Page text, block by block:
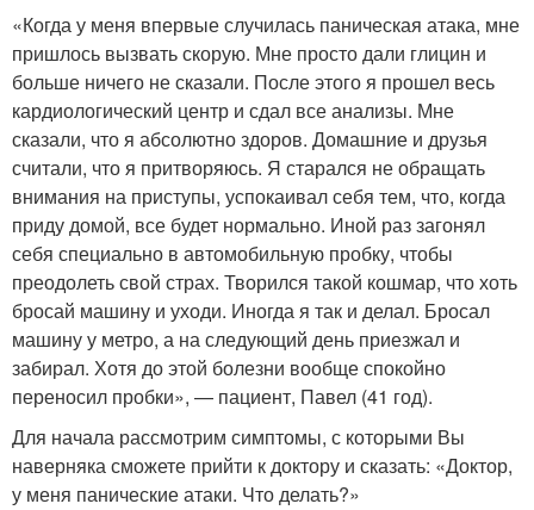
«Когда у меня впервые случилась паническая атака, мне
пришлось вызвать скорую. Мне просто дали глицин и
больше ничего не сказали. После этого я прошел весь
кардиологический центр и сдал все анализы. Мне
сказали, что я абсолютно здоров. Домашние и друзья
считали, что я притворяюсь. Я старался не обращать
внимания на приступы, успокаивал себя тем, что, когда
приду домой, все будет нормально. Иной раз загонял
себя специально в автомобильную пробку, чтобы
преодолеть свой страх. Творился такой кошмар, что хоть
бросай машину и уходи. Иногда я так и делал. Бросал
машину у метро, а на следующий день приезжал и
забирал. Хотя до этой болезни вообще спокойно
переносил пробки», — пациент, Павел (41 год).
Для начала рассмотрим симптомы, с которыми Вы
наверняка сможете прийти к доктору и сказать: «Доктор,
у меня панические атаки. Что делать?»